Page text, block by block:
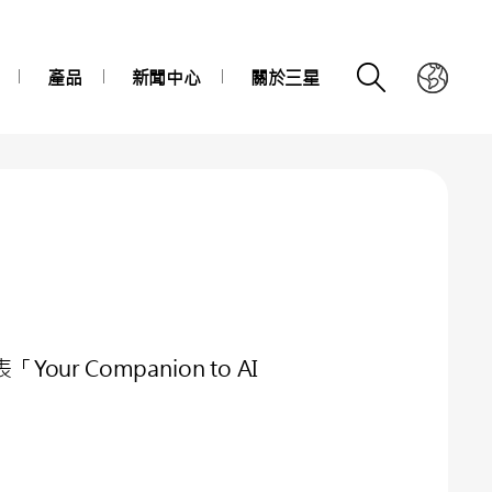
產品 新聞中心 關於三星
「Your Companion to AI